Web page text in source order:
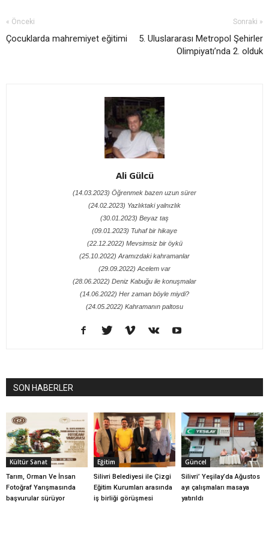
« Önceki
Çocuklarda mahremiyet eğitimi
Sonraki »
5. Uluslararası Metropol Şehirler
Olimpiyatı’nda 2. olduk
Ali Gülcü
(14.03.2023) Öğrenmek bazen uzun sürer
(24.02.2023) Yazlıktaki yalnızlık
(30.01.2023) Beyaz taş
(09.01.2023) Tuhaf bir hikaye
(22.12.2022) Mevsimsiz bir öykü
(25.10.2022) Aramızdaki kahramanlar
(29.09.2022) Acelem var
(28.06.2022) Deniz Kabuğu ile konuşmalar
(14.06.2022) Her zaman böyle miydi?
(24.05.2022) Kahramanın paltosu
SON HABERLER
Kültür Sanat
Tarım, Orman Ve İnsan
Fotoğraf Yarışmasında
başvurular sürüyor
Eğitim
Silivri Belediyesi ile Çizgi
Eğitim Kurumları arasında
iş birliği görüşmesi
Güncel
Silivri’ Yeşilay’da Ağustos
ayı çalışmaları masaya
yatırıldı